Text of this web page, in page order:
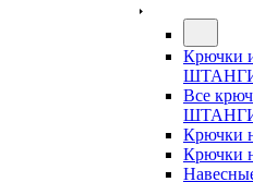
Крючки
Все
Крючки
Крючки